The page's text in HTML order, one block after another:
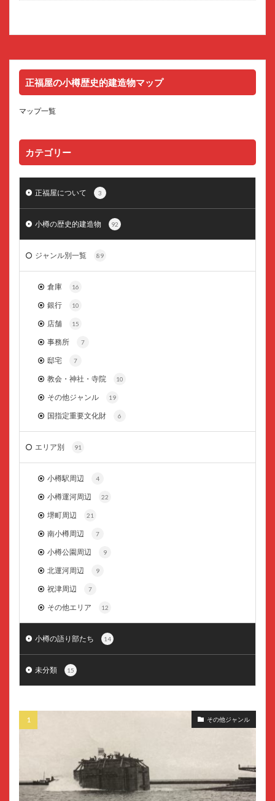
正福屋の小樽歴史的建造物マップ
マップ一覧
カテゴリー
正福屋について 3
小樽の歴史的建造物 92
ジャンル別一覧 89
倉庫 16
銀行 10
店舗 15
事務所 7
邸宅 7
教会・神社・寺院 10
その他ジャンル 19
国指定重要文化財 6
エリア別 91
小樽駅周辺 4
小樽運河周辺 22
堺町周辺 21
南小樽周辺 7
小樽公園周辺 9
北運河周辺 9
祝津周辺 7
その他エリア 12
小樽の語り部たち 14
未分類 15
その他ジャンル